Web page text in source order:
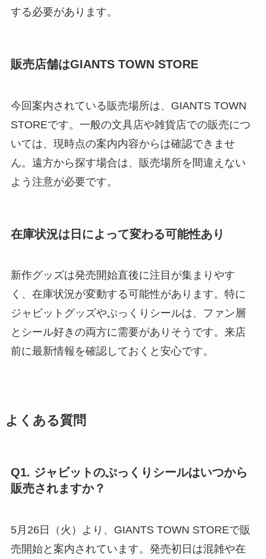
する必要があります。
販売店舗はGIANTS TOWN STORE
今回案内されている販売場所は、GIANTS TOWN
STOREです。一般の文具店や雑貨店での販売につ
いては、現時点の案内内容からは確認できませ
ん。遠方から探す場合は、販売場所を間違えない
よう注意が必要です。
在庫状況は日によって変わる可能性あり
新作グッズは発売開始直後に注目が集まりやす
く、在庫状況が変動する可能性があります。特に
ジャビットグッズやぷっくりシールは、ファン層
とシール好きの両方に需要がありそうです。来店
前に最新情報を確認しておくと安心です。
よくある質問
Q1. ジャビットのぷっくりシールはいつから
販売されますか？
5月26日（火）より、GIANTS TOWN STOREで販
売開始と案内されています。発売初日は混雑や在